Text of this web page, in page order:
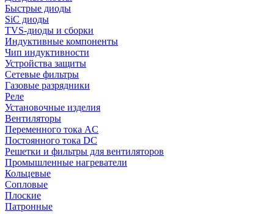
Быстрые диоды
SiC диоды
TVS-диоды и сборки
Индуктивные компоненты
Чип индуктивности
Устройства защиты
Сетевые фильтры
Газовые разрядники
Реле
Установочные изделия
Вентиляторы
Переменного тока AC
Постоянного тока DC
Решетки и фильтры для вентиляторов
Промышленные нагреватели
Кольцевые
Сопловые
Плоские
Патронные